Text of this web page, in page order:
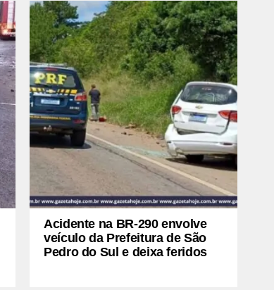
Acidente na BR-290 envolve
veículo da Prefeitura de São
Pedro do Sul e deixa feridos